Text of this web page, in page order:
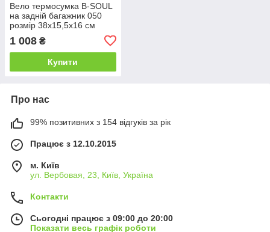
Вело термосумка B-SOUL
на задній багажник 050
розмір 38х15,5х16 см
1 008 ₴
Купити
Про нас
99% позитивних з 154 відгуків за рік
Працює з 12.10.2015
м. Київ
ул. Вербовая, 23, Київ, Україна
Контакти
Сьогодні працює з 09:00 до 20:00
Показати весь графік роботи